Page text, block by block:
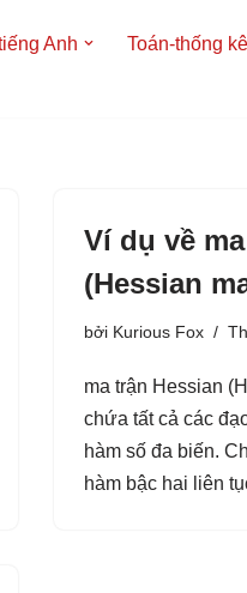
Anh Toán-thống kê
Ví dụ về
(Hessian
bởi Kurious Fox
ma trận Hessian
chứa tất cả các
hàm số đa biến.
hàm bậc hai liên